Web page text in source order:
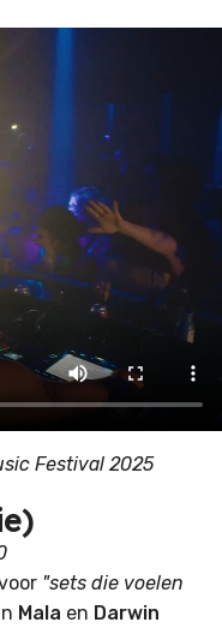
Festival 2025
"sets die voelen
Mala en Darwin